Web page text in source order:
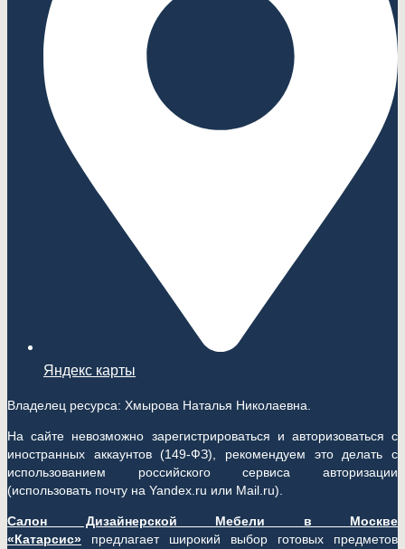
Яндекс карты
Владелец ресурса: Хмырова Наталья Николаевна.
На сайте невозможно зарегистрироваться и авторизоваться с
иностранных аккаунтов (149-ФЗ), рекомендуем это делать с
использованием российского сервиса авторизации
(использовать почту на Yandex.ru или Mail.ru).
Салон Дизайнерской Мебели в Москве
«Катарсис»
предлагает широкий выбор готовых предметов